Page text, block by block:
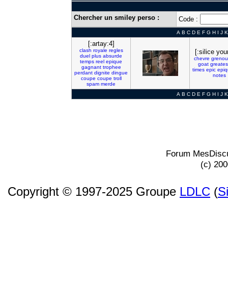
Chercher un smiley perso : Code :
A B C D E F G H I J K
[:artay:4]
clash royale regles
duel plus absurde
temps reel epique
gagnant trophee
perdant dignite dingue
coupe coupe troll
spam merde
[:silice
chevre
goat
times epic
notes
A B C D E F G H I J K
Forum
(c)
Copyright © 1997-2025 Groupe LDLC (